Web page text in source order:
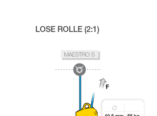
LOSE ROLLE (2:1)